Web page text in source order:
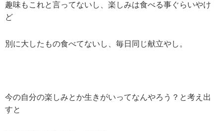
趣味もこれと言ってないし、楽しみは食べる事ぐらいやけ
ど
別に大したもの食べてないし、毎日同じ献立やし。
今の自分の楽しみとか生きがいってなんやろう？と考え出
すと